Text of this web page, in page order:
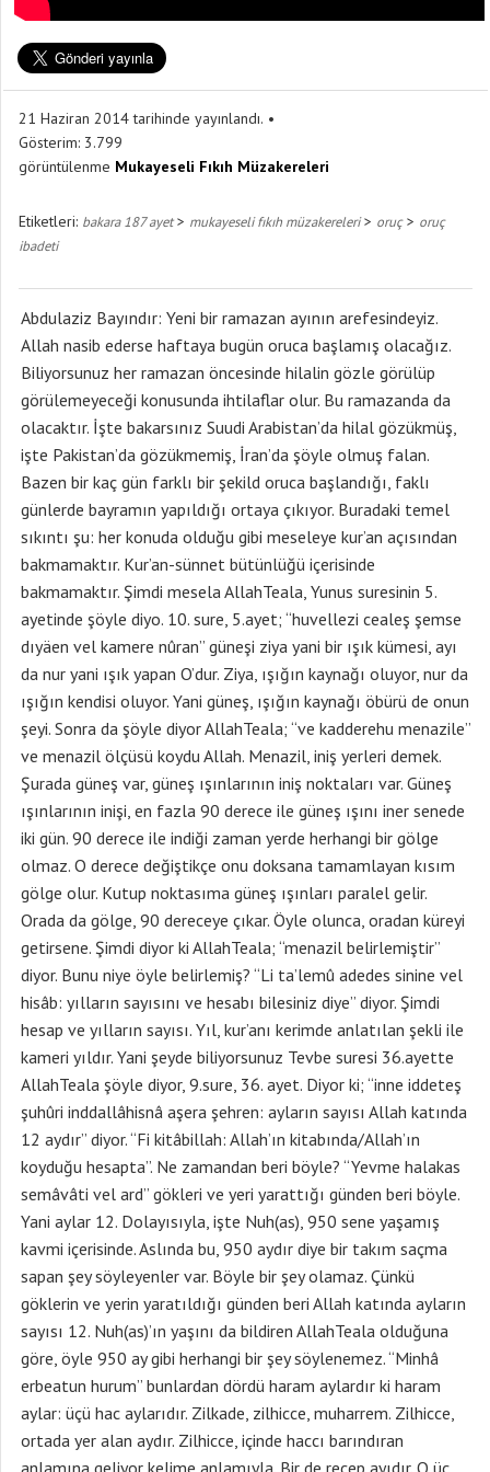
21 Haziran 2014 tarihinde yayınlandı.
Gösterim: 3.799
görüntülenme Mukayeseli Fıkıh Müzakereleri
Etiketleri: bakara 187 ayet> mukayeseli fıkıh müzakereleri> oruç> oruç
ibadeti
Abdulaziz Bayındır: Yeni bir ramazan ayının arefesindeyiz.
Allah nasib ederse haftaya bugün oruca başlamış olacağız.
Biliyorsunuz her ramazan öncesinde hilalin gözle görülüp
görülemeyeceği konusunda ihtilaflar olur. Bu ramazanda da
olacaktır. İşte bakarsınız Suudi Arabistan’da hilal gözükmüş,
işte Pakistan’da gözükmemiş, İran’da şöyle olmuş falan.
Bazen bir kaç gün farklı bir şekild oruca başlandığı, faklı
günlerde bayramın yapıldığı ortaya çıkıyor. Buradaki temel
sıkıntı şu: her konuda olduğu gibi meseleye kur’an açısından
bakmamaktır. Kur’an-sünnet bütünlüğü içerisinde
bakmamaktır. Şimdi mesela AllahTeala, Yunus suresinin 5.
ayetinde şöyle diyo. 10. sure, 5.ayet; “huvellezi cealeş şemse
dıyäen vel kamere nûran” güneşi ziya yani bir ışık kümesi, ayı
da nur yani ışık yapan O’dur. Ziya, ışığın kaynağı oluyor, nur da
ışığın kendisi oluyor. Yani güneş, ışığın kaynağı öbürü de onun
şeyi. Sonra da şöyle diyor AllahTeala; “ve kadderehu menazile”
ve menazil ölçüsü koydu Allah. Menazil, iniş yerleri demek.
Şurada güneş var, güneş ışınlarının iniş noktaları var. Güneş
ışınlarının inişi, en fazla 90 derece ile güneş ışını iner senede
iki gün. 90 derece ile indiği zaman yerde herhangi bir gölge
olmaz. O derece değiştikçe onu doksana tamamlayan kısım
gölge olur. Kutup noktasıma güneş ışınları paralel gelir.
Orada da gölge, 90 dereceye çıkar. Öyle olunca, oradan küreyi
getirsene. Şimdi diyor ki AllahTeala; “menazil belirlemiştir”
diyor. Bunu niye öyle belirlemiş? “Li ta’lemû adedes sinine vel
hisâb: yılların sayısını ve hesabı bilesiniz diye” diyor. Şimdi
hesap ve yılların sayısı. Yıl, kur’anı kerimde anlatılan şekli ile
kameri yıldır. Yani şeyde biliyorsunuz Tevbe suresi 36.ayette
AllahTeala şöyle diyor, 9.sure, 36. ayet. Diyor ki; “inne iddeteş
şuhûri inddallâhisnâ aşera şehren: ayların sayısı Allah katında
12 aydır” diyor. “Fi kitâbillah: Allah’ın kitabında/Allah’ın
koyduğu hesapta”. Ne zamandan beri böyle? “Yevme halakas
semâvâti vel ard” gökleri ve yeri yarattığı günden beri böyle.
Yani aylar 12. Dolayısıyla, işte Nuh(as), 950 sene yaşamış
kavmi içerisinde. Aslında bu, 950 aydır diye bir takım saçma
sapan şey söyleyenler var. Böyle bir şey olamaz. Çünkü
göklerin ve yerin yaratıldığı günden beri Allah katında ayların
sayısı 12. Nuh(as)’ın yaşını da bildiren AllahTeala olduğuna
göre, öyle 950 ay gibi herhangi bir şey söylenemez. “Minhâ
erbeatun hurum” bunlardan dördü haram aylardır ki haram
aylar: üçü hac aylarıdır. Zilkade, zilhicce, muharrem. Zilhicce,
ortada yer alan aydır. Zilhicce, içinde haccı barındıran
anlamına geliyor kelime anlamıyla. Bir de recep ayıdır. O üç